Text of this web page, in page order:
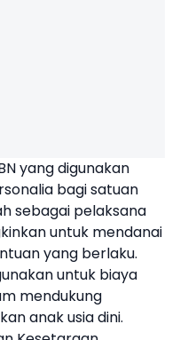
yang digunakan
bagi satuan
sebagai pelaksana
untuk mendanai
yang berlaku.
untuk biaya
mendukung
anak usia dini.